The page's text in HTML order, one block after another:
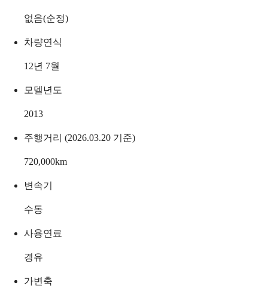
없음(순정)
차량연식
12년 7월
모델년도
2013
주행거리 (2026.03.20 기준)
720,000km
변속기
수동
사용연료
경유
가변축